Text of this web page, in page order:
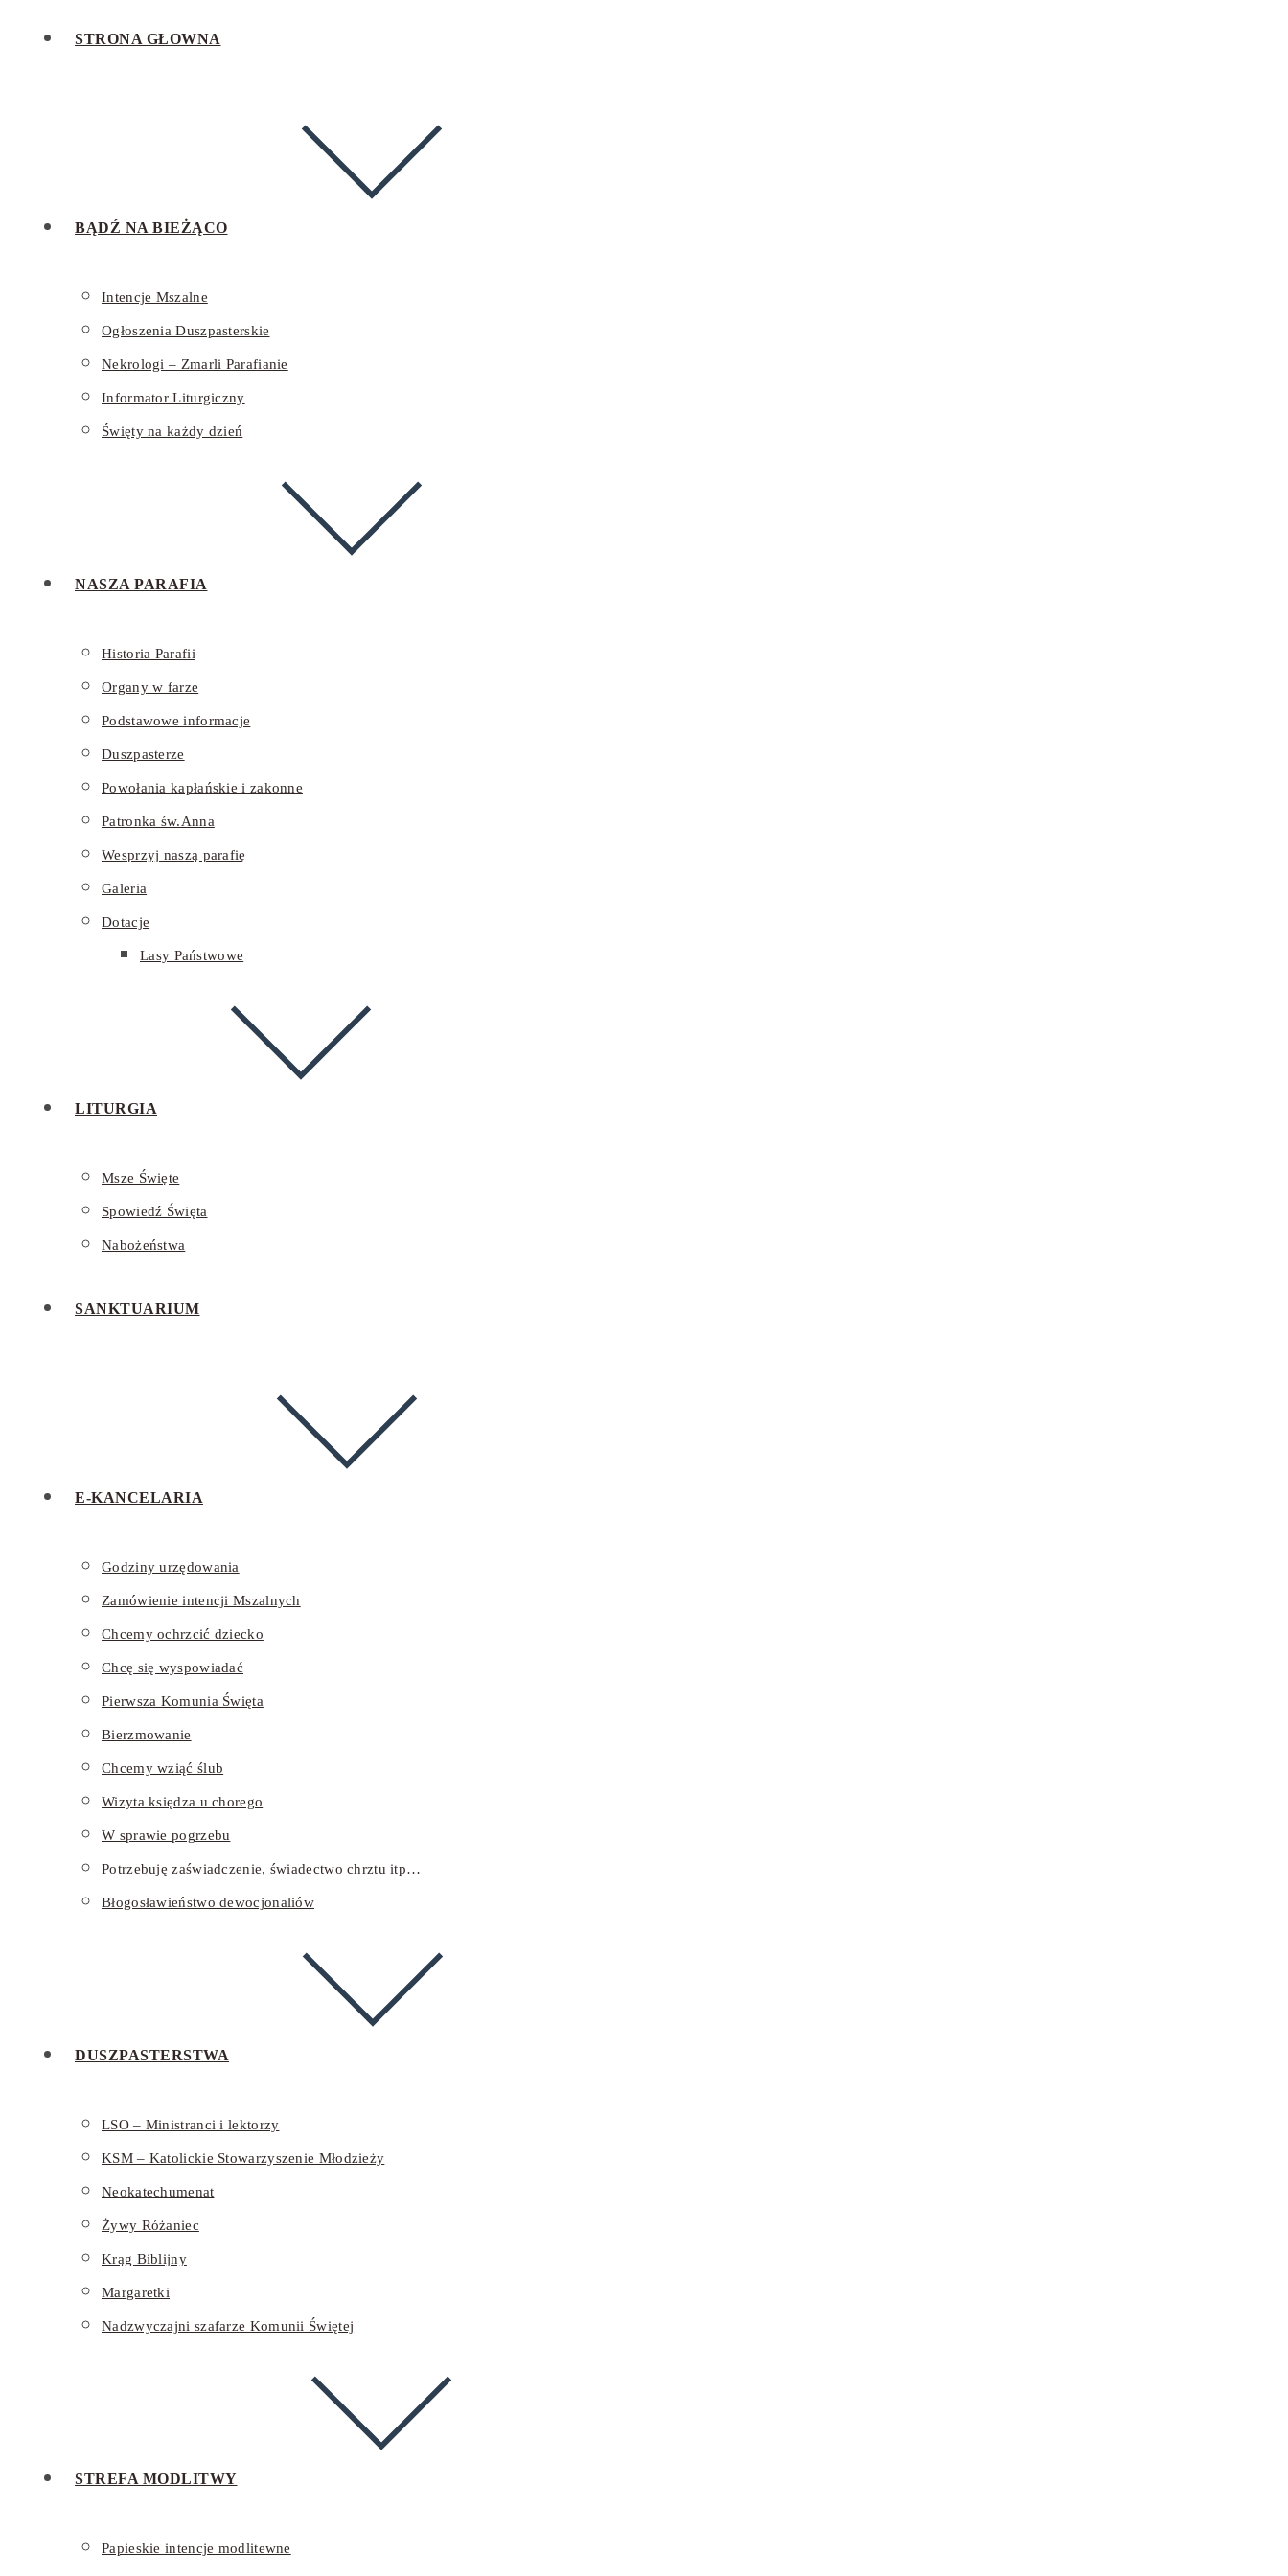
STRONA GŁOWNA
BĄDŹ NA BIEŻĄCO
Intencje Mszalne
Ogłoszenia Duszpasterskie
Nekrologi – Zmarli Parafianie
Informator Liturgiczny
Święty na każdy dzień
NASZA PARAFIA
Historia Parafii
Organy w farze
Podstawowe informacje
Duszpasterze
Powołania kapłańskie i zakonne
Patronka św.Anna
Wesprzyj naszą parafię
Galeria
Dotacje
Lasy Państwowe
LITURGIA
Msze Święte
Spowiedź Święta
Nabożeństwa
SANKTUARIUM
E-KANCELARIA
Godziny urzędowania
Zamówienie intencji Mszalnych
Chcemy ochrzcić dziecko
Chcę się wyspowiadać
Pierwsza Komunia Święta
Bierzmowanie
Chcemy wziąć ślub
Wizyta księdza u chorego
W sprawie pogrzebu
Potrzebuję zaświadczenie, świadectwo chrztu itp…
Błogosławieństwo dewocjonaliów
DUSZPASTERSTWA
LSO – Ministranci i lektorzy
KSM – Katolickie Stowarzyszenie Młodzieży
Neokatechumenat
Żywy Różaniec
Krąg Biblijny
Margaretki
Nadzwyczajni szafarze Komunii Świętej
STREFA MODLITWY
Papieskie intencje modlitewne